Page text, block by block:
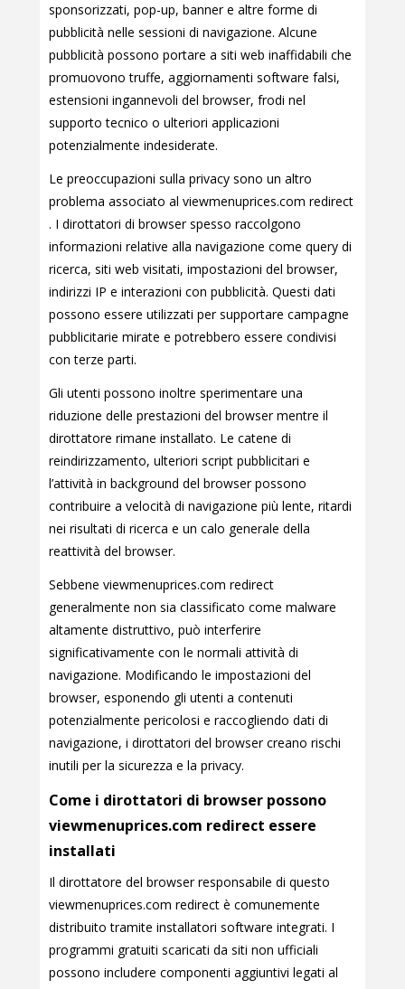
sponsorizzati, pop-up, banner e altre forme di
pubblicità nelle sessioni di navigazione. Alcune
pubblicità possono portare a siti web inaffidabili che
promuovono truffe, aggiornamenti software falsi,
estensioni ingannevoli del browser, frodi nel
supporto tecnico o ulteriori applicazioni
potenzialmente indesiderate.
Le preoccupazioni sulla privacy sono un altro
problema associato al viewmenuprices.com redirect
. I dirottatori di browser spesso raccolgono
informazioni relative alla navigazione come query di
ricerca, siti web visitati, impostazioni del browser,
indirizzi IP e interazioni con pubblicità. Questi dati
possono essere utilizzati per supportare campagne
pubblicitarie mirate e potrebbero essere condivisi
con terze parti.
Gli utenti possono inoltre sperimentare una
riduzione delle prestazioni del browser mentre il
dirottatore rimane installato. Le catene di
reindirizzamento, ulteriori script pubblicitari e
l’attività in background del browser possono
contribuire a velocità di navigazione più lente, ritardi
nei risultati di ricerca e un calo generale della
reattività del browser.
Sebbene viewmenuprices.com redirect
generalmente non sia classificato come malware
altamente distruttivo, può interferire
significativamente con le normali attività di
navigazione. Modificando le impostazioni del
browser, esponendo gli utenti a contenuti
potenzialmente pericolosi e raccogliendo dati di
navigazione, i dirottatori del browser creano rischi
inutili per la sicurezza e la privacy.
Come i dirottatori di browser possono
viewmenuprices.com redirect essere
installati
Il dirottatore del browser responsabile di questo
viewmenuprices.com redirect è comunemente
distribuito tramite installatori software integrati. I
programmi gratuiti scaricati da siti non ufficiali
possono includere componenti aggiuntivi legati al